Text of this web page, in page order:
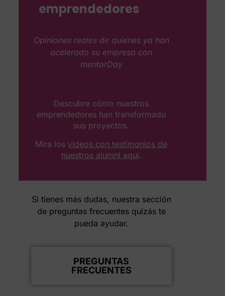
emprendedores
Opiniones reales de quienes ya han
acelerado su empresa con
mentorDay
Descubre cómo nuestros
emprendedores han transformado
sus proyectos.
Mira los vídeos con testimonios de
nuestros alumni aquí.
Si tienes más dudas, nuestra sección
de preguntas frecuentes quizás te
pueda ayudar.
PREGUNTAS
FRECUENTES